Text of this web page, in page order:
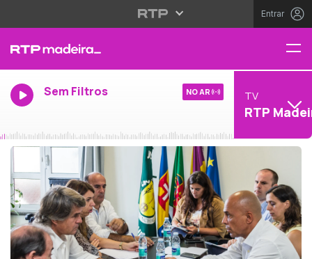
Entrar
Sem Filtros NO AR TV
RTP